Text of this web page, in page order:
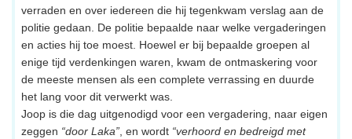
verraden en over iedereen die hij tegenkwam verslag aan de
politie gedaan. De politie bepaalde naar welke vergaderingen
en acties hij toe moest. Hoewel er bij bepaalde groepen al
enige tijd verdenkingen waren, kwam de ontmaskering voor
de meeste mensen als een complete verrassing en duurde
het lang voor dit verwerkt was.
Joop is die dag uitgenodigd voor een vergadering, naar eigen
zeggen “door Laka” , en wordt “verhoord en bedreigd met